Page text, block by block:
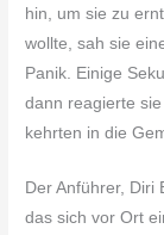
hin, um sie zu
wollte, sah sie
Panik. Einige
dann reagierte
kehrten in die
Der Anführer, Diri
das sich vor Ort